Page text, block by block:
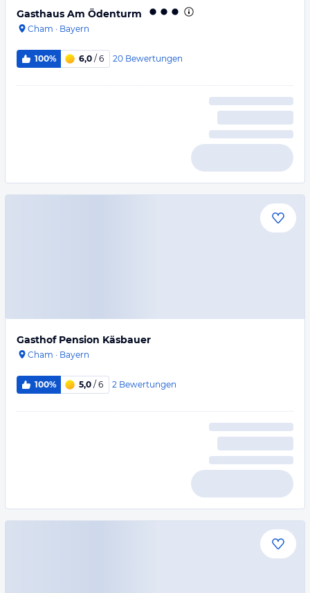
Gasthaus Am Ödenturm
Cham · Bayern
100% 6,0 / 6 20 Bewertungen
Gasthof Pension Käsbauer
Cham · Bayern
100% 5,0 / 6 2 Bewertungen